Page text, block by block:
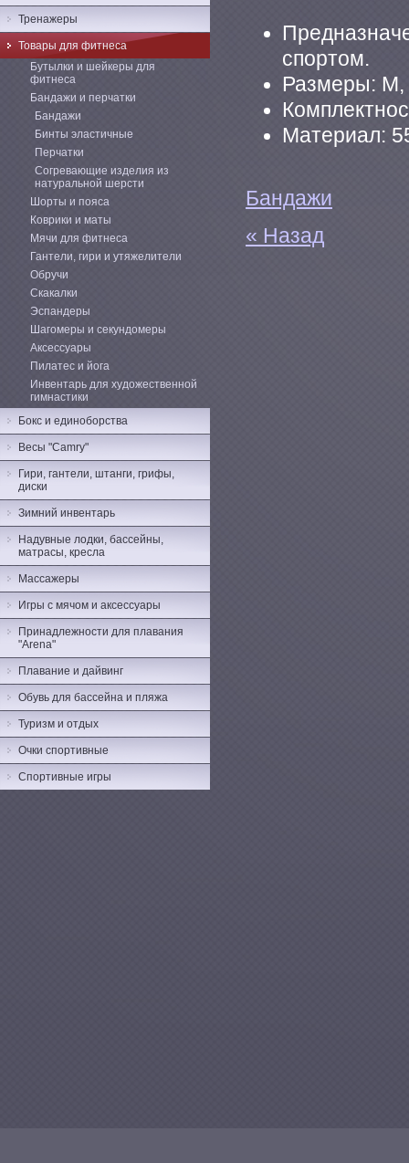
спортом.
Размеры: M,
Материал:
Бандажи
« Назад
Тренажеры
Товары для фитнеса
Бутылки и шейкеры для
фитнеса
Бандажи и перчатки
Бандажи
Бинты эластичные
Перчатки
Согревающие изделия из
натуральной шерсти
Шорты и пояса
Коврики и маты
Мячи для фитнеса
Гантели, гири и утяжелители
Обручи
Скакалки
Эспандеры
Шагомеры и секундомеры
Аксессуары
Пилатес и йога
Инвентарь для художественной
гимнастики
Бокс и единоборства
Весы "Camry"
Гири, гантели, штанги, грифы,
диски
Зимний инвентарь
Надувные лодки, бассейны,
матрасы, кресла
Массажеры
Игры с мячом и аксессуары
Принадлежности для плавания
"Arena"
Плавание и дайвинг
Обувь для бассейна и пляжа
Туризм и отдых
Очки спортивные
Спортивные игры